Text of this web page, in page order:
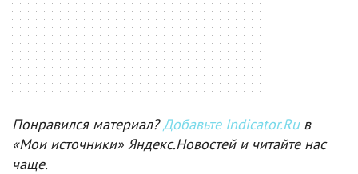
Понравился материал?Добавьте Indicator.Ruв
«Мои источники» Яндекс.Новостей и читайте нас
чаще.